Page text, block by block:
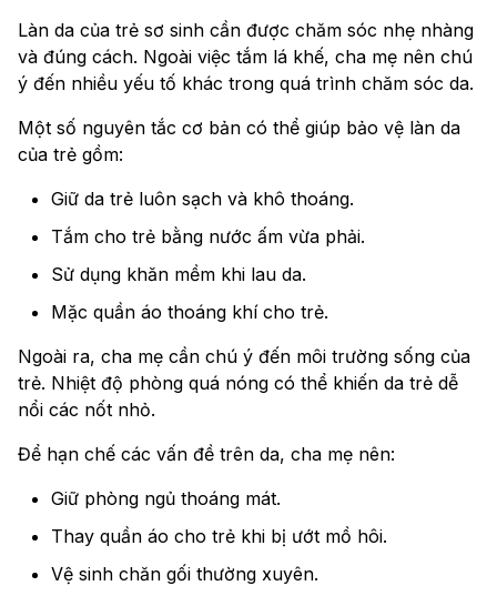
Làn da của trẻ sơ sinh cần được chăm sóc nhẹ nhàng
và đúng cách. Ngoài việc tắm lá khế, cha mẹ nên chú
ý đến nhiều yếu tố khác trong quá trình chăm sóc da.
Một số nguyên tắc cơ bản có thể giúp bảo vệ làn da
của trẻ gồm:
Giữ da trẻ luôn sạch và khô thoáng.
Tắm cho trẻ bằng nước ấm vừa phải.
Sử dụng khăn mềm khi lau da.
Mặc quần áo thoáng khí cho trẻ.
Ngoài ra, cha mẹ cần chú ý đến môi trường sống của
trẻ. Nhiệt độ phòng quá nóng có thể khiến da trẻ dễ
nổi các nốt nhỏ.
Để hạn chế các vấn đề trên da, cha mẹ nên:
Giữ phòng ngủ thoáng mát.
Thay quần áo cho trẻ khi bị ướt mồ hôi.
Vệ sinh chăn gối thường xuyên.